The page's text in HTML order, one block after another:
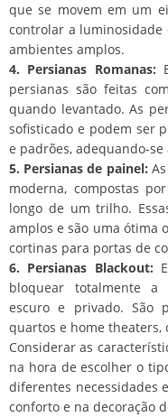
que se movem em um
controlar a luminosidade
ambientes amplos.
4. Persianas Romanas:
persianas são feitas
quando levantado. As
sofisticado e podem ser
e padrões, adequando-
5. Persianas de painel:
moderna, compostas
longo de um trilho.
amplos e são uma ótima
cortinas para portas de
6. Persianas Blackout:
bloquear totalmente a
escuro e privado. São
quartos e home theaters,
Considerar as
na hora de escolher o
diferentes necessidades
conforto e na decoração